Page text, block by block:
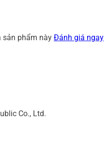
sản phẩm này Đánh giá ngay
Co., Ltd.